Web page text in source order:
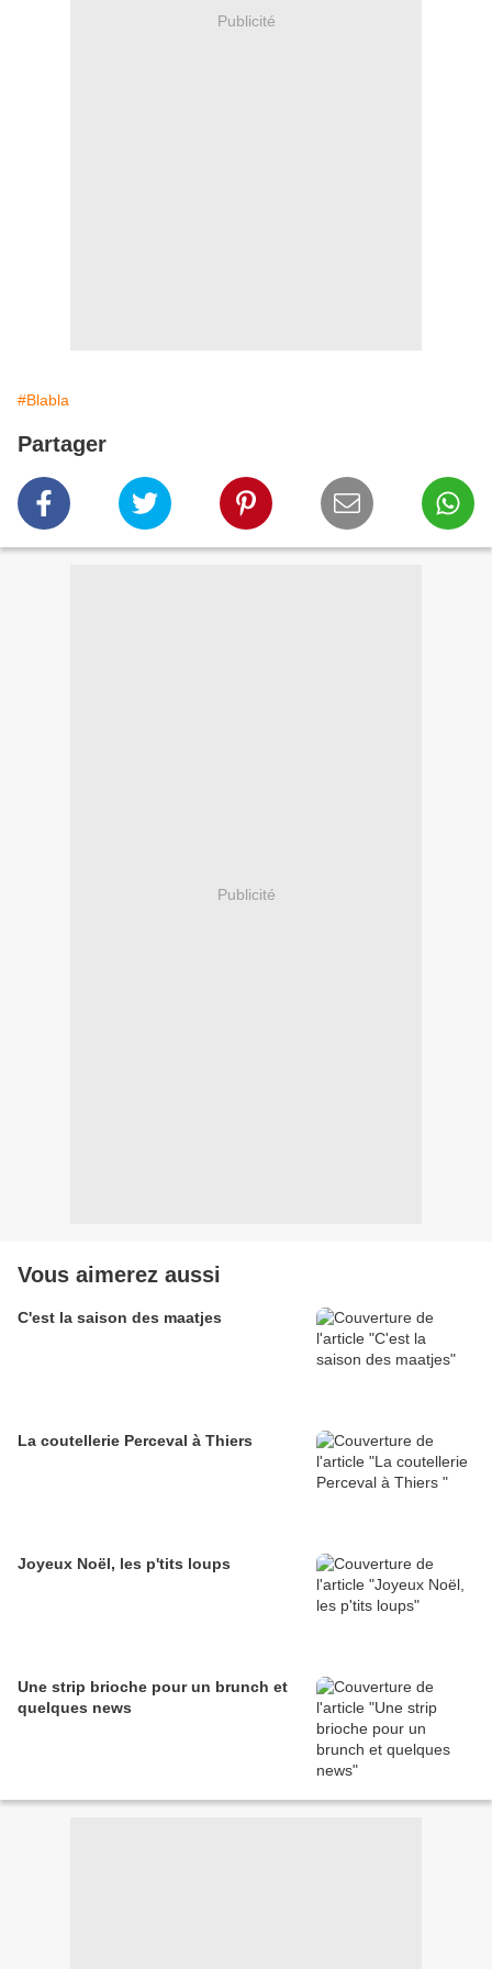
Publicité
#Blabla
Partager
Publicité
Vous aimerez aussi
C'est la saison des maatjes
La coutellerie Perceval à Thiers
Joyeux Noël, les p'tits loups
Une strip brioche pour un brunch et
quelques news